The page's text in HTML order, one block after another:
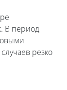
В период
резко